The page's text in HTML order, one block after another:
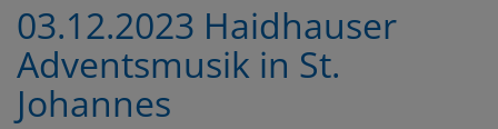
03.12.2023 Haidhauser
Adventsmusik in St.
Johannes